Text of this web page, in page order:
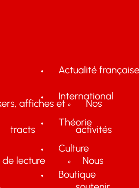
affiches et
tracts
de lecture
Nos
activités
Nous
Actualité française
International
Théorie
Culture
Boutique